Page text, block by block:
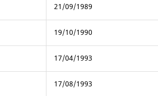
21/09/1989
19/10/1990
17/04/1993
17/08/1993